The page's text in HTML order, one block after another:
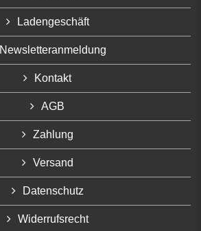
Ladengeschäft
Newsletteranmeldung
Kontakt
AGB
Zahlung
Versand
Datenschutz
Widerrufsrecht